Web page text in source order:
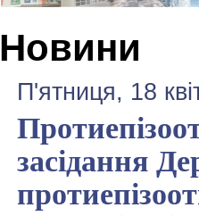
Новини
П'ятниця, 18
засідання